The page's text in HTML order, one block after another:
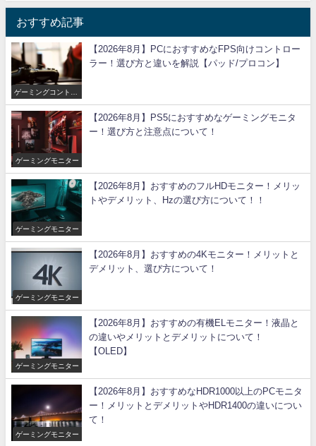
おすすめ記事
ゲーミングコントロ
【2026年8月】PCにおすすめなFPS向けコントロー
ラー！選び方と違いを解説【パッド/プロコン】
ゲーミングモニター
【2026年8月】PS5におすすめなゲーミングモニタ
ー！選び方と注意点について！
ゲーミングモニター
【2026年8月】おすすめのフルHDモニター！メリッ
トやデメリット、Hzの選び方について！！
ゲーミングモニター
【2026年8月】おすすめの4Kモニター！メリットと
デメリット、選び方について！
ゲーミングモニター
【2026年8月】おすすめの有機ELモニター！液晶と
の違いやメリットとデメリットについて！
【OLED】
ゲーミングモニター
【2026年8月】おすすめなHDR1000以上のPCモニタ
ー！メリットとデメリットやHDR1400の違いについ
て！